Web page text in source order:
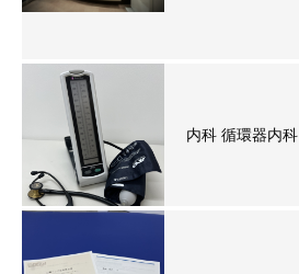
内科 循環器内科